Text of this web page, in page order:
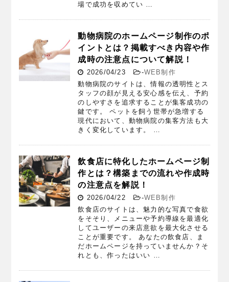
場で成功を収めてい …
動物病院のホームページ制作のポ
イントとは？掲載すべき内容や作
成時の注意点について解説！
2026/04/23 -WEB制作
動物病院のサイトは、情報の透明性とス
タッフの顔が見える安心感を伝え、予約
のしやすさを追求することが集客成功の
鍵です。 ペットを飼う世帯が急増する
現代において、動物病院の集客方法も大
きく変化しています。 …
飲食店に特化したホームページ制
作とは？構築までの流れや作成時
の注意点を解説！
2026/04/22 -WEB制作
飲食店のサイトは、魅力的な写真で食欲
をそそり、メニューや予約導線を最適化
してユーザーの来店意欲を最大化させる
ことが重要です。 あなたの飲食店、ま
だホームページを持っていませんか？そ
れとも、作ったはいい …